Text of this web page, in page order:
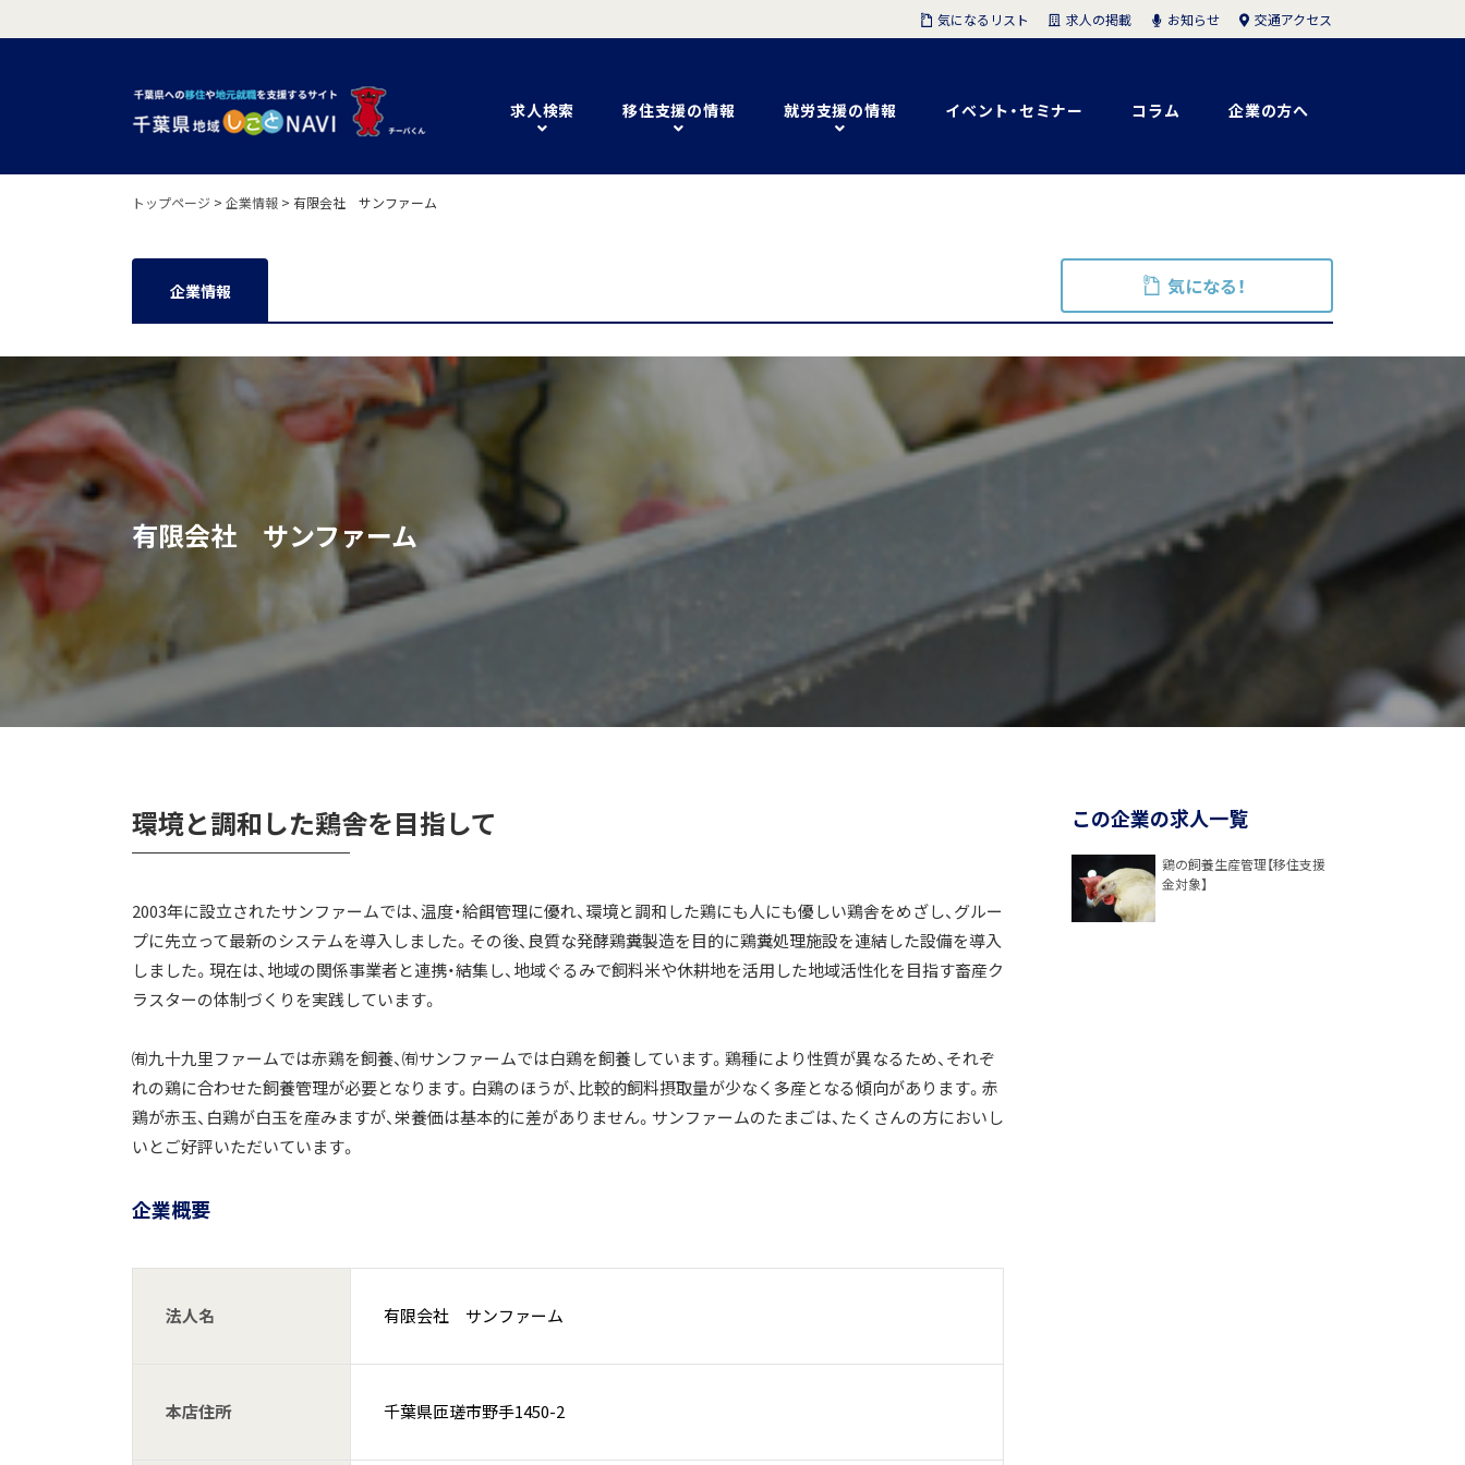
求人検索 移住支援の情報 就労支援の情報 イベント・セミナー コラム 企業の方へ
気になるリスト 求人の掲載 お知らせ 交通アクセス
トップページ > 企業情報 > 有限会社 サンファーム
企業情報 気になる！
有限会社 サンファーム
環境と調和した鶏舎を目指して
2003年に設立されたサンファームでは、温度・給餌管理に優れ、環境と調和した鶏にも人にも優しい鶏舎をめざし、グルー
プに先立って最新のシステムを導入しました。その後、良質な発酵鶏糞製造を目的に鶏糞処理施設を連結した設備を導入
しました。現在は、地域の関係事業者と連携・結集し、地域ぐるみで飼料米や休耕地を活用した地域活性化を目指す畜産ク
ラスターの体制づくりを実践しています。
㈲九十九里ファームでは赤鶏を飼養、㈲サンファームでは白鶏を飼養しています。鶏種により性質が異なるため、それぞ
れの鶏に合わせた飼養管理が必要となります。白鶏のほうが、比較的飼料摂取量が少なく多産となる傾向があります。赤
鶏が赤玉、白鶏が白玉を産みますが、栄養価は基本的に差がありません。サンファームのたまごは、たくさんの方においし
いとご好評いただいています。
企業概要
法人名 有限会社 サンファーム
本店住所 千葉県匝瑳市野手1450-2
この企業の求人一覧
鶏の飼養生産管理【移住支援
金対象】